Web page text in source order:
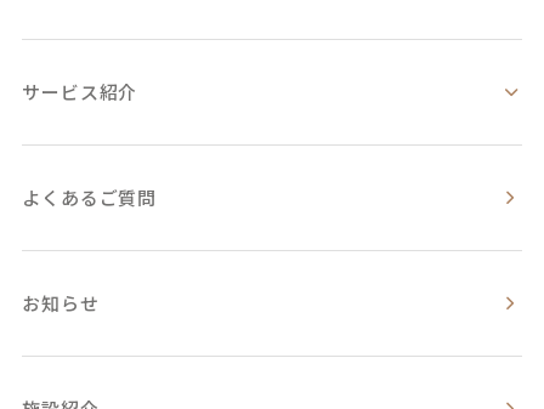
サービス紹介
よくあるご質問
お知らせ